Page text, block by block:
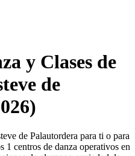
y Clases de
de
de Palautordera para ti o para
1 centros de danza operativos en